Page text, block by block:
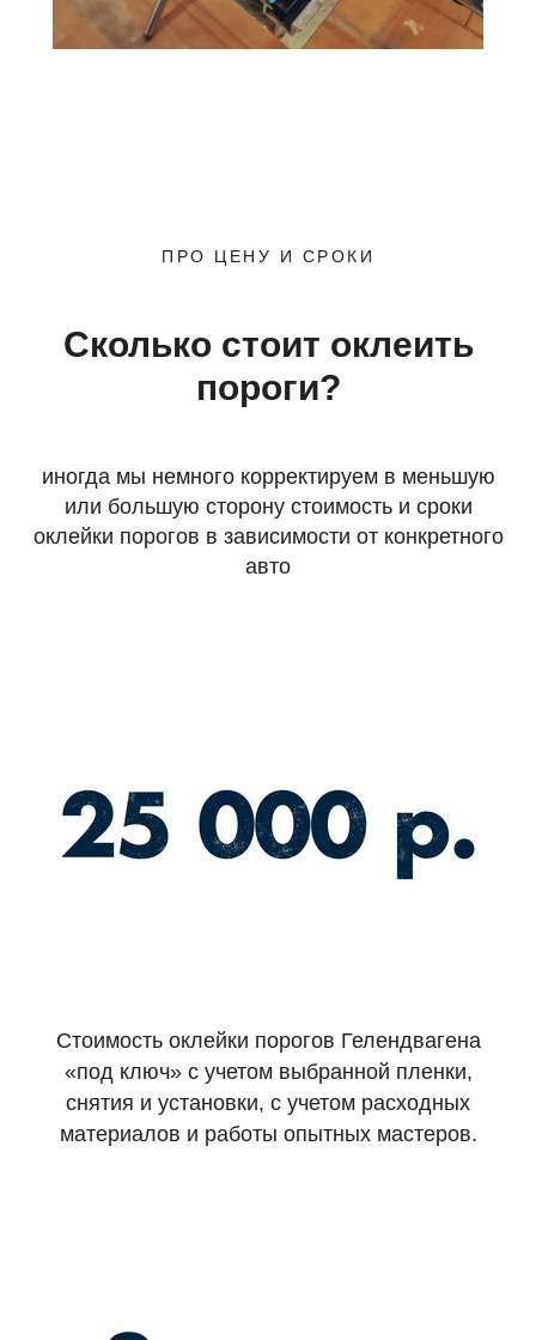
ПРО ЦЕНУ И СРОКИ
Сколько стоит оклеить
пороги?
иногда мы немного корректируем в меньшую
или большую сторону стоимость и сроки
оклейки порогов в зависимости от конкретного
авто
Стоимость оклейки порогов Гелендвагена
«под ключ» с учетом выбранной пленки,
снятия и установки, с учетом расходных
материалов и работы опытных мастеров.